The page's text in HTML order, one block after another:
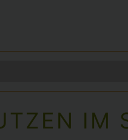
IM